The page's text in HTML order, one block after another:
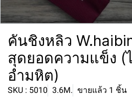
คันชิงหลิว
สุดยอดความแข็ง (
อำมหิต)
SKU : 5010 3.6M. ขายแล้ว 1 ชิ้น